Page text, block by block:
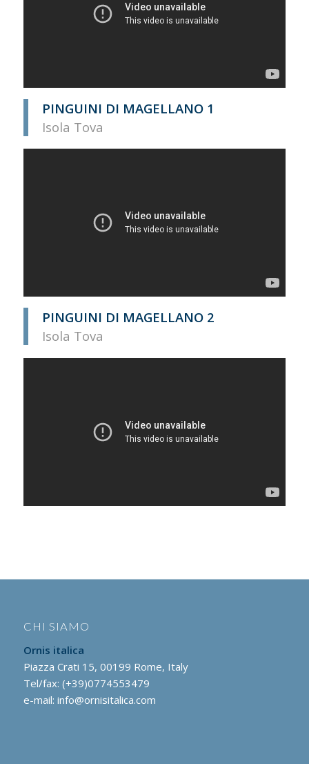
PINGUINI DI MAGELLANO 1
Isola Tova
PINGUINI DI MAGELLANO 2
Isola Tova
CHI SIAMO
Ornis italica
Piazza Crati 15, 00199 Rome, Italy
Tel/fax: (+39)0774553479
e-mail: info@ornisitalica.com